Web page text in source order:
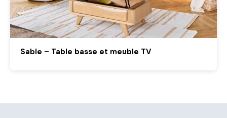
Sable – Table basse et meuble TV